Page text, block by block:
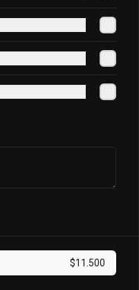
Tuna Acevichado
en atun y bañado en salsa
Oriental
$11.500